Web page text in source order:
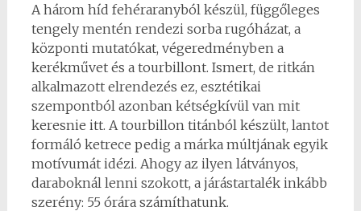
A három híd fehéraranyból készül, függőleges
tengely mentén rendezi sorba rugóházat, a
központi mutatókat, végeredményben a
kerékművet és a tourbillont. Ismert, de ritkán
alkalmazott elrendezés ez, esztétikai
szempontból azonban kétségkívül van mit
keresnie itt. A tourbillon titánból készült, lantot
formáló ketrece pedig a márka múltjának egyik
motívumát idézi. Ahogy az ilyen látványos,
daraboknál lenni szokott, a járástartalék inkább
szerény: 55 órára számíthatunk.